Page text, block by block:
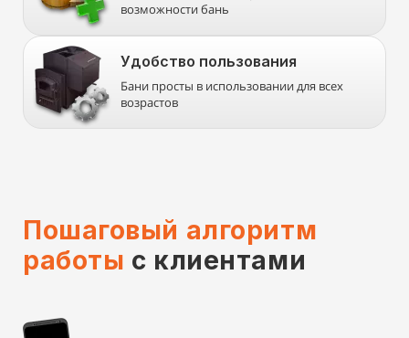
возможности бань
Удобство пользования
Бани просты в использовании для всех
возрастов
Пошаговый алгоритм
работы с клиентами